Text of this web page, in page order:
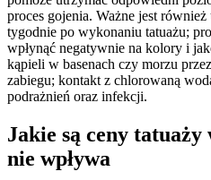
proces gojenia. Ważne jest
tygodnie po wykonaniu tatuażu;
wpłynąć negatywnie na kolory i
kąpieli w basenach czy morzu
zabiegu; kontakt z chlorowaną
podrażnień oraz infekcji.
Jakie są ceny
nie wpływa